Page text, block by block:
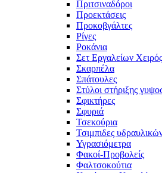
Πριτσιναδόροι
Προεκτάσεις
Προκοβγάλτες
Ρίγες
Ροκάνια
Σετ Εργαλείων Χειρός
Σκαρπέλα
Σπάτουλες
Στύλοι στήριξης
Σφικτήρες
Σφυριά
Τσεκούρια
Τσιμπιδες
Υγρασιόμετρα
Φακοί-Προβολείς
Φαλτσοκούτια